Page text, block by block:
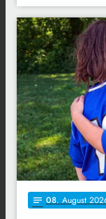
notes 08. August